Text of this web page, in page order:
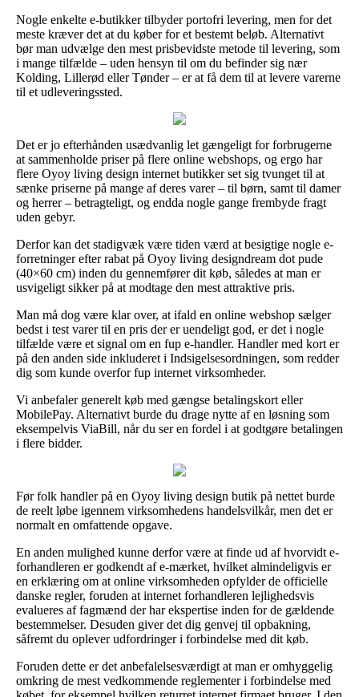
Nogle enkelte e-butikker tilbyder portofri levering, men for det
meste kræver det at du køber for et bestemt beløb. Alternativt
bør man udvælge den mest prisbevidste metode til levering, som
i mange tilfælde – uden hensyn til om du befinder sig nær
Kolding, Lillerød eller Tønder – er at få dem til at levere varerne
til et udleveringssted.
Det er jo efterhånden usædvanlig let gængeligt for forbrugerne
at sammenholde priser på flere online webshops, og ergo har
flere Oyoy living design internet butikker set sig tvunget til at
sænke priserne på mange af deres varer – til børn, samt til damer
og herrer – betragteligt, og endda nogle gange frembyde fragt
uden gebyr.
Derfor kan det stadigvæk være tiden værd at besigtige nogle e-
forretninger efter rabat på Oyoy living designdream dot pude
(40×60 cm) inden du gennemfører dit køb, således at man er
usvigeligt sikker på at modtage den mest attraktive pris.
Man må dog være klar over, at ifald en online webshop sælger
bedst i test varer til en pris der er uendeligt god, er det i nogle
tilfælde være et signal om en fup e-handler. Handler med kort er
på den anden side inkluderet i Indsigelsesordningen, som redder
dig som kunde overfor fup internet virksomheder.
Vi anbefaler generelt køb med gængse betalingskort eller
MobilePay. Alternativt burde du drage nytte af en løsning som
eksempelvis ViaBill, når du ser en fordel i at godtgøre betalingen
i flere bidder.
Før folk handler på en Oyoy living design butik på nettet burde
de reelt løbe igennem virksomhedens handelsvilkår, men det er
normalt en omfattende opgave.
En anden mulighed kunne derfor være at finde ud af hvorvidt e-
forhandleren er godkendt af e-mærket, hvilket almindeligvis er
en erklæring om at online virksomheden opfylder de officielle
danske regler, foruden at internet forhandleren lejlighedsvis
evalueres af fagmænd der har ekspertise inden for de gældende
bestemmelser. Desuden giver det dig genvej til opbakning,
såfremt du oplever udfordringer i forbindelse med dit køb.
Foruden dette er det anbefalelsesværdigt at man er omhyggelig
omkring de mest vedkommende reglementer i forbindelse med